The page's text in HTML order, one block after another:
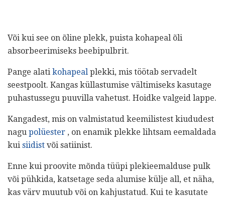
Või kui see on õline plekk, puista kohapeal õli
absorbeerimiseks beebipulbrit.
Pange alati kohapeal plekki, mis töötab servadelt
seestpoolt. Kangas küllastumise vältimiseks kasutage
puhastussegu puuvilla vahetust. Hoidke valgeid lappe.
Kangadest, mis on valmistatud keemilistest kiududest
nagu polüester , on enamik plekke lihtsam eemaldada
kui siidist või satiinist.
Enne kui proovite mõnda tüüpi plekieemalduse pulk
või pühkida, katsetage seda alumise külje all, et näha,
kas värv muutub või on kahjustatud. Kui te kasutate